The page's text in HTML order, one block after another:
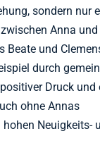
sondern nur
Anna und
Beate und
durch
Druck und
ohne Annas
Neuigkeits-